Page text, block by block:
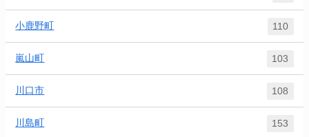
小鹿野町 110
嵐山町 103
川口市 108
川島町 153